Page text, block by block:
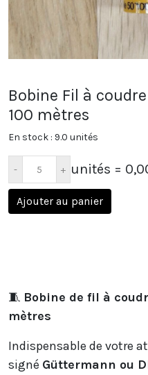
Bobine Fil à coudre
100 mètres
En stock : 9.0 unités
unités =
Ajouter au panier
🧵 Bobine de fil à
mètres
Indispensable de votre
signé Güttermann ou